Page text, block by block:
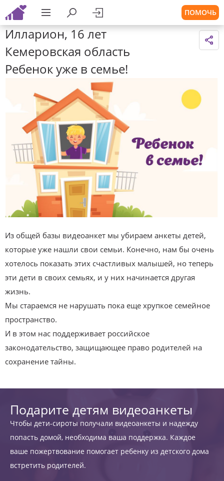
ПОМОЧЬ
Илларион, 16 лет
Кемеровская область
Ребенок уже в семье!
Из общей базы видеоанкет мы убираем анкеты детей,
которые уже нашли свои семьи. Конечно, нам бы очень
хотелось показать этих счастливых малышей, но теперь
эти дети в своих семьях, и у них начинается другая
жизнь.
Мы стараемся не нарушать пока еще хрупкое семейное
пространство.
И в этом нас поддерживает российское
законодательство, защищающее право родителей на
сохранение тайны.
Подарите детям видеоанкеты
Чтобы дети-сироты получали видеоанкеты и надежду
попасть домой, необходима ваша поддержка. Каждое
ваше пожертвование помогает ребенку из детского дома
встретить родителей.